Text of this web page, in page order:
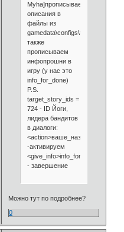
Myha]прописываем
описания в
файлы из
gamedata\configs\text\rus
также
прописываем
инфопрошни в
игру (у нас это
info_for_done)
P.S.
target_story_ids =
724 - ID Йоги,
лидера бандитов
в диалоги:
-активируем
<give_info>info_for_done</
- завершение
Можно тут по подробнее?
0